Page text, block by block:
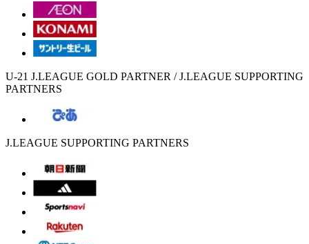
U-21 J.LEAGUE GOLD PARTNER / J.LEAGUE SUPPORTING
PARTNERS
J.LEAGUE SUPPORTING PARTNERS